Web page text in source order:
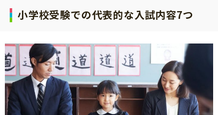
小学校受験での代表的な入試内容7つ